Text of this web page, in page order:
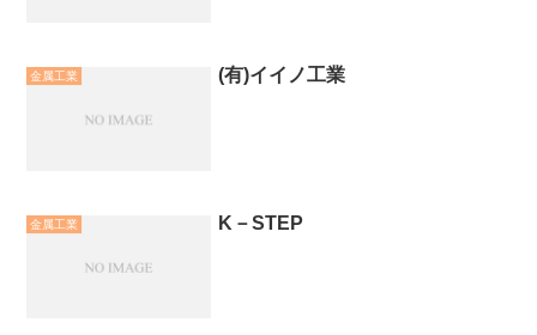
金属工業 (有)イイノ工業
金属工業 K－STEP